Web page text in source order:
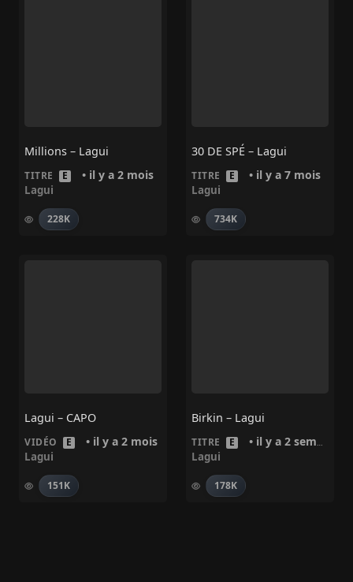
Millions – Lagui
TITRE E • il y a 2 mois
Lagui
228K
30 DE SPÉ – Lagui
TITRE E • il y a 7 mois
Lagui
734K
Lagui – CAPO
VIDÉO E • il y a 2 mois
Lagui
151K
Birkin – Lagui
TITRE E • il y a 2 semaines
Lagui
178K